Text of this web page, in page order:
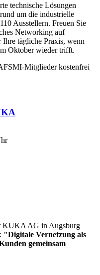
technische Lösungen
um die industrielle
Ausstellern. Freuen Sie
Networking auf
tägliche Praxis, wenn
Oktober wieder trifft.
Mitglieder kostenfrei
KUKA AG in Augsburg
"Digitale Vernetzung als
gemeinsam